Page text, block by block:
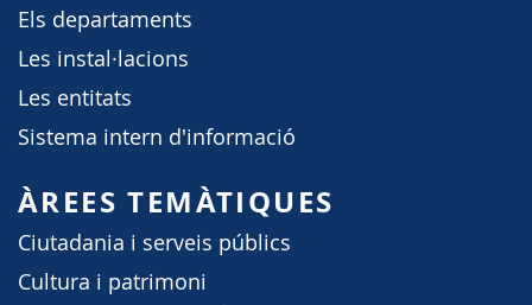
Els departaments
Les instal·lacions
Les entitats
Sistema intern d'informació
ÀREES TEMÀTIQUES
Ciutadania i serveis públics
Cultura i patrimoni